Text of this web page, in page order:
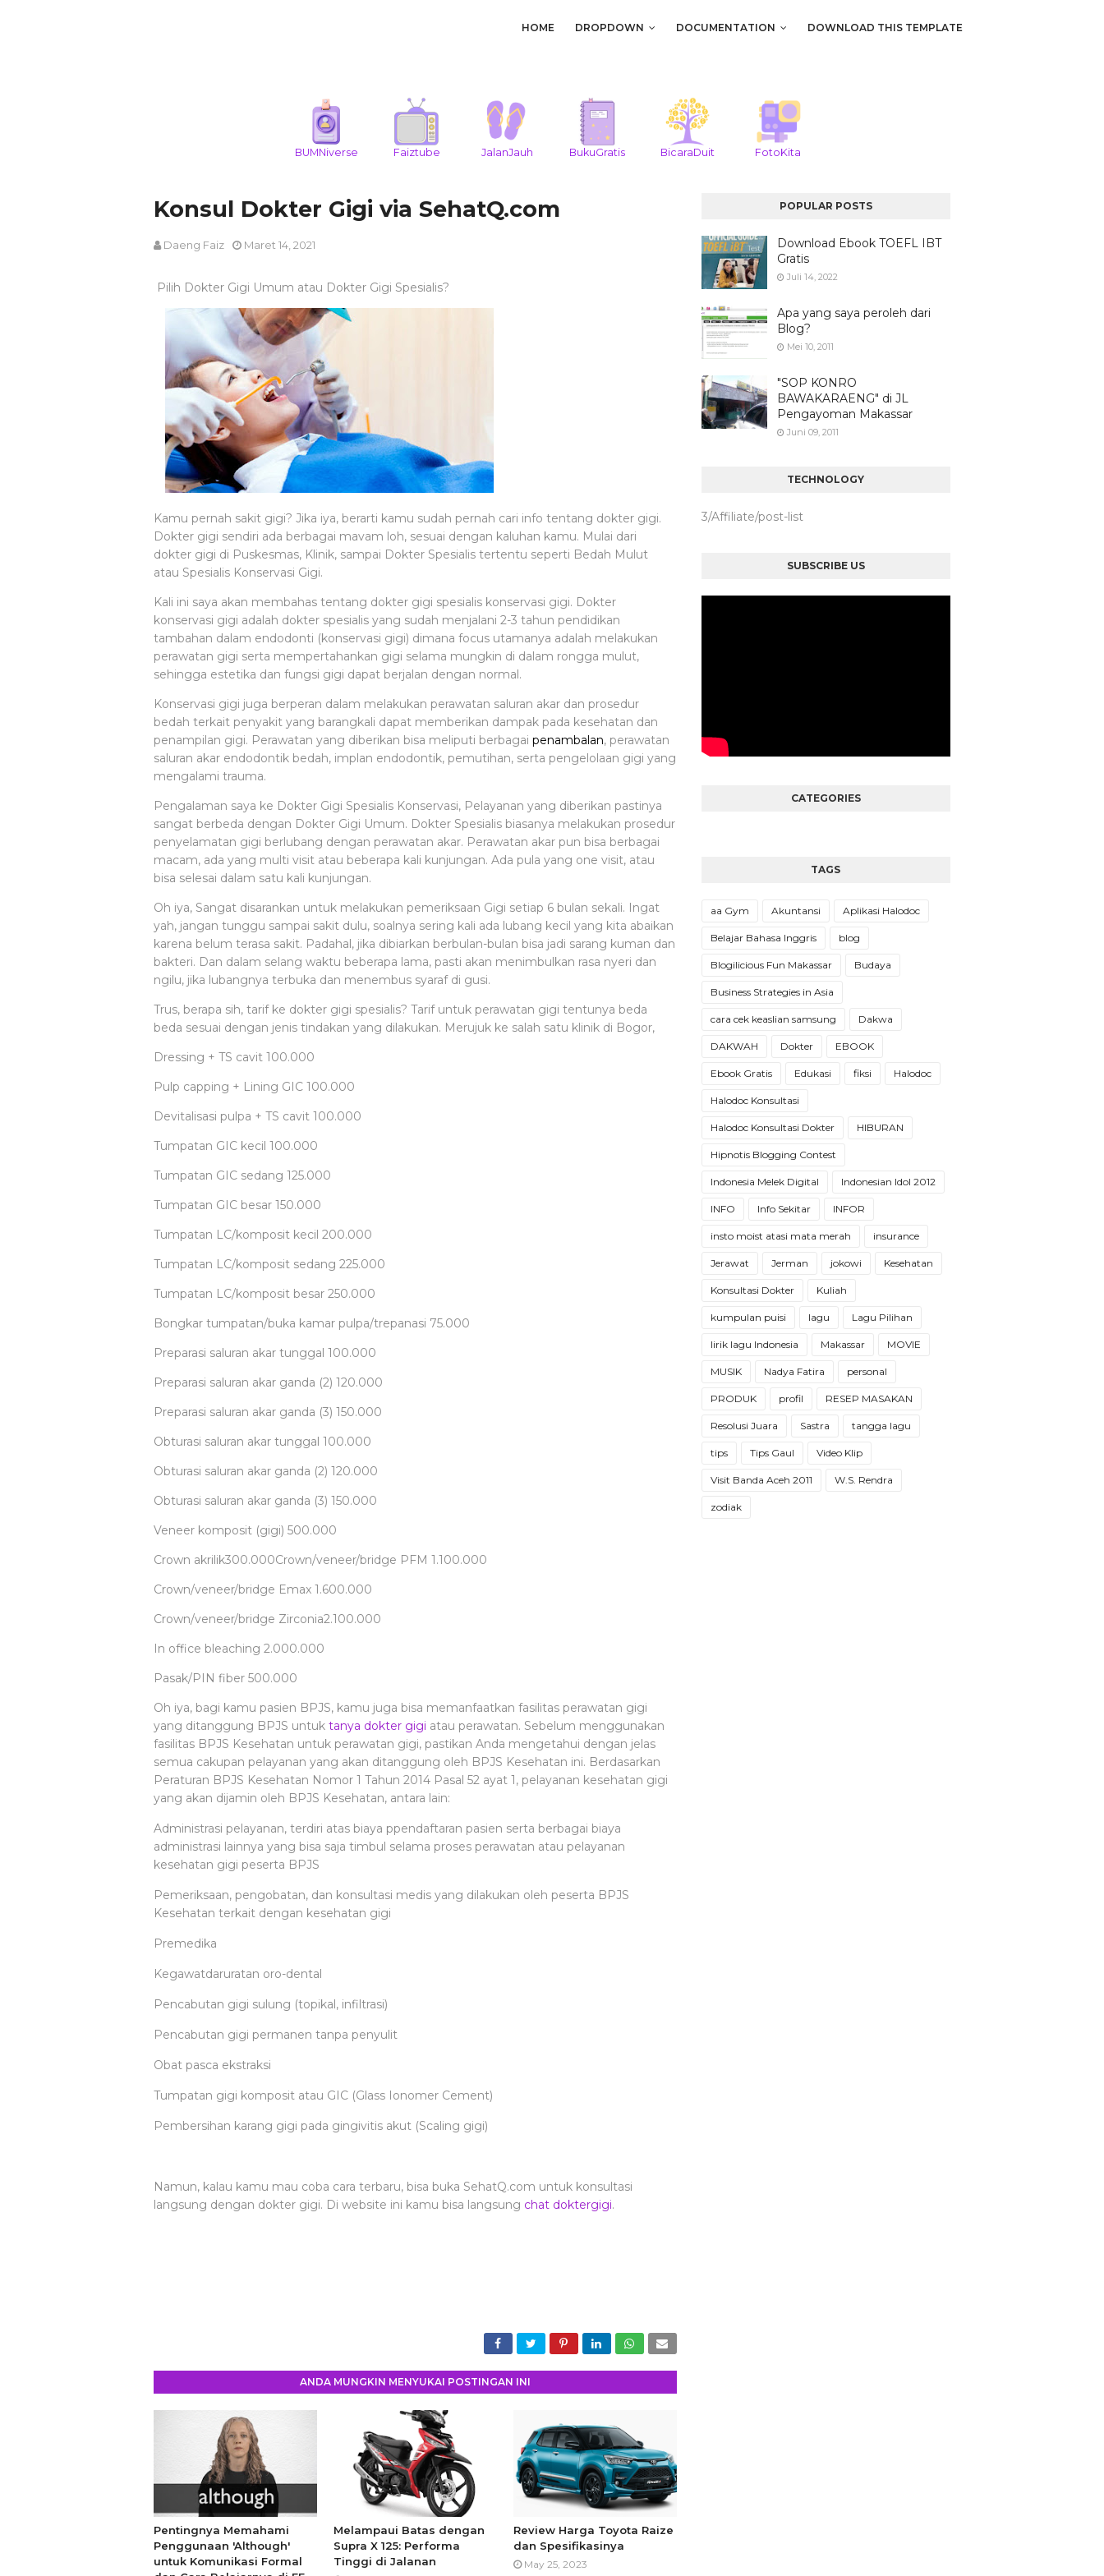
HOME DROPDOWN DOCUMENTATION DOWNLOAD THIS TEMPLATE
BUMNiverse Faiztube JalanJauh BukuGratis BicaraDuit FotoKita
Konsul Dokter Gigi via SehatQ.com
Daeng Faiz Maret 14, 2021
Pilih Dokter Gigi Umum atau Dokter Gigi Spesialis?
Kamu pernah sakit gigi? Jika iya, berarti kamu sudah pernah cari info tentang dokter gigi.
Dokter gigi sendiri ada berbagai mavam loh, sesuai dengan kaluhan kamu. Mulai dari
dokter gigi di Puskesmas, Klinik, sampai Dokter Spesialis tertentu seperti Bedah Mulut
atau Spesialis Konservasi Gigi.
Kali ini saya akan membahas tentang dokter gigi spesialis konservasi gigi. Dokter
konservasi gigi adalah dokter spesialis yang sudah menjalani 2-3 tahun pendidikan
tambahan dalam endodonti (konservasi gigi) dimana focus utamanya adalah melakukan
perawatan gigi serta mempertahankan gigi selama mungkin di dalam rongga mulut,
sehingga estetika dan fungsi gigi dapat berjalan dengan normal.
Konservasi gigi juga berperan dalam melakukan perawatan saluran akar dan prosedur
bedah terkait penyakit yang barangkali dapat memberikan dampak pada kesehatan dan
penampilan gigi. Perawatan yang diberikan bisa meliputi berbagai penambalan, perawatan
saluran akar endodontik bedah, implan endodontik, pemutihan, serta pengelolaan gigi yang
mengalami trauma.
Pengalaman saya ke Dokter Gigi Spesialis Konservasi, Pelayanan yang diberikan pastinya
sangat berbeda dengan Dokter Gigi Umum. Dokter Spesialis biasanya melakukan prosedur
penyelamatan gigi berlubang dengan perawatan akar. Perawatan akar pun bisa berbagai
macam, ada yang multi visit atau beberapa kali kunjungan. Ada pula yang one visit, atau
bisa selesai dalam satu kali kunjungan.
Oh iya, Sangat disarankan untuk melakukan pemeriksaan Gigi setiap 6 bulan sekali. Ingat
yah, jangan tunggu sampai sakit dulu, soalnya sering kali ada lubang kecil yang kita abaikan
karena belum terasa sakit. Padahal, jika dibiarkan berbulan-bulan bisa jadi sarang kuman dan
bakteri. Dan dalam selang waktu beberapa lama, pasti akan menimbulkan rasa nyeri dan
ngilu, jika lubangnya terbuka dan menembus syaraf di gusi.
Trus, berapa sih, tarif ke dokter gigi spesialis? Tarif untuk perawatan gigi tentunya beda
beda sesuai dengan jenis tindakan yang dilakukan. Merujuk ke salah satu klinik di Bogor,
Dressing + TS cavit 100.000
Pulp capping + Lining GIC 100.000
Devitalisasi pulpa + TS cavit 100.000
Tumpatan GIC kecil 100.000
Tumpatan GIC sedang 125.000
Tumpatan GIC besar 150.000
Tumpatan LC/komposit kecil 200.000
Tumpatan LC/komposit sedang 225.000
Tumpatan LC/komposit besar 250.000
Bongkar tumpatan/buka kamar pulpa/trepanasi 75.000
Preparasi saluran akar tunggal 100.000
Preparasi saluran akar ganda (2) 120.000
Preparasi saluran akar ganda (3) 150.000
Obturasi saluran akar tunggal 100.000
Obturasi saluran akar ganda (2) 120.000
Obturasi saluran akar ganda (3) 150.000
Veneer komposit (gigi) 500.000
Crown akrilik300.000Crown/veneer/bridge PFM 1.100.000
Crown/veneer/bridge Emax 1.600.000
Crown/veneer/bridge Zirconia2.100.000
In office bleaching 2.000.000
Pasak/PIN fiber 500.000
Oh iya, bagi kamu pasien BPJS, kamu juga bisa memanfaatkan fasilitas perawatan gigi
yang ditanggung BPJS untuk tanya dokter gigi atau perawatan. Sebelum menggunakan
fasilitas BPJS Kesehatan untuk perawatan gigi, pastikan Anda mengetahui dengan jelas
semua cakupan pelayanan yang akan ditanggung oleh BPJS Kesehatan ini. Berdasarkan
Peraturan BPJS Kesehatan Nomor 1 Tahun 2014 Pasal 52 ayat 1, pelayanan kesehatan gigi
yang akan dijamin oleh BPJS Kesehatan, antara lain:
Administrasi pelayanan, terdiri atas biaya ppendaftaran pasien serta berbagai biaya
administrasi lainnya yang bisa saja timbul selama proses perawatan atau pelayanan
kesehatan gigi peserta BPJS
Pemeriksaan, pengobatan, dan konsultasi medis yang dilakukan oleh peserta BPJS
Kesehatan terkait dengan kesehatan gigi
Premedika
Kegawatdaruratan oro-dental
Pencabutan gigi sulung (topikal, infiltrasi)
Pencabutan gigi permanen tanpa penyulit
Obat pasca ekstraksi
Tumpatan gigi komposit atau GIC (Glass Ionomer Cement)
Pembersihan karang gigi pada gingivitis akut (Scaling gigi)
Namun, kalau kamu mau coba cara terbaru, bisa buka SehatQ.com untuk konsultasi
langsung dengan dokter gigi. Di website ini kamu bisa langsung chat doktergigi.
ANDA MUNGKIN MENYUKAI POSTINGAN INI
Pentingnya Memahami
Penggunaan 'Although'
untuk Komunikasi Formal
Melampaui Batas dengan
Supra X 125: Performa
Tinggi di Jalanan
Review Harga Toyota Raize
dan Spesifikasinya
May 25, 2023
POPULAR POSTS
Download Ebook TOEFL IBT
Gratis
Juli 14, 2022
Apa yang saya peroleh dari
Blog?
Mei 10, 2011
"SOP KONRO
BAWAKARAENG" di JL
Pengayoman Makassar
Juni 09, 2011
TECHNOLOGY
3/Affiliate/post-list
SUBSCRIBE US
CATEGORIES
TAGS
aa Gym Akuntansi Aplikasi Halodoc
Belajar Bahasa Inggris blog
Blogilicious Fun Makassar Budaya
Business Strategies in Asia
cara cek keaslian samsung Dakwa
DAKWAH Dokter EBOOK
Ebook Gratis Edukasi fiksi Halodoc
Halodoc Konsultasi
Halodoc Konsultasi Dokter HIBURAN
Hipnotis Blogging Contest
Indonesia Melek Digital Indonesian Idol 2012
INFO Info Sekitar INFOR
insto moist atasi mata merah insurance
Jerawat Jerman jokowi Kesehatan
Konsultasi Dokter Kuliah
kumpulan puisi lagu Lagu Pilihan
lirik lagu Indonesia Makassar MOVIE
MUSIK Nadya Fatira personal
PRODUK profil RESEP MASAKAN
Resolusi Juara Sastra tangga lagu
tips Tips Gaul Video Klip
Visit Banda Aceh 2011 W.S. Rendra
zodiak